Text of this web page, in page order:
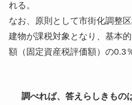
れる。
なお、原則として市街化調整
建物が課税対象となり、基本
額（固定資産税評価額）の0.3
調べれば、答えらしきもの